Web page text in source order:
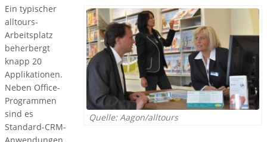
Quelle: Aagon/alltours
Ein typischer
alltours-
Arbeitsplatz
beherbergt
knapp 20
Applikationen.
Neben Office-
Programmen
sind es
Standard-CRM-